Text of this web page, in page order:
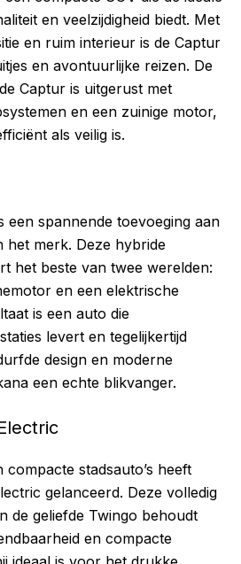
en veelzijdigheid biedt. Met
en ruim interieur is de Captur
en avontuurlijke reizen. De
Captur is uitgerust met
en een zuinige motor,
als veilig is.
een spannende toevoeging aan
het merk. Deze hybride
het beste van twee werelden:
en een elektrische
is een auto die
levert en tegelijkertijd
design en moderne
een echte blikvanger.
stadsauto’s heeft
gelanceerd. Deze volledig
de geliefde Twingo behoudt
en compacte